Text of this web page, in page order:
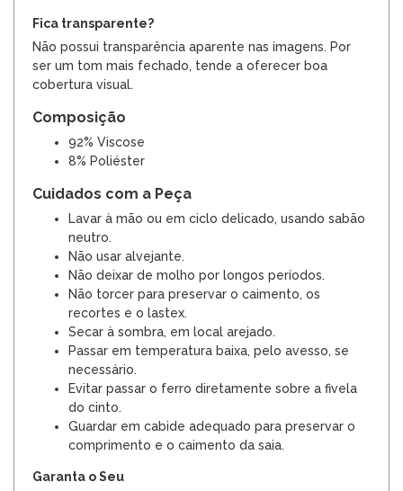
Fica transparente?
Não possui transparência aparente nas imagens. Por
ser um tom mais fechado, tende a oferecer boa
cobertura visual.
Composição
92% Viscose
8% Poliéster
Cuidados com a Peça
Lavar à mão ou em ciclo delicado, usando sabão
neutro.
Não usar alvejante.
Não deixar de molho por longos períodos.
Não torcer para preservar o caimento, os
recortes e o lastex.
Secar à sombra, em local arejado.
Passar em temperatura baixa, pelo avesso, se
necessário.
Evitar passar o ferro diretamente sobre a fivela
do cinto.
Guardar em cabide adequado para preservar o
comprimento e o caimento da saia.
Garanta o Seu